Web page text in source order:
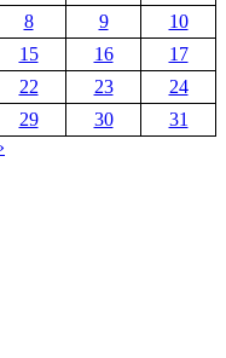
8 9
10
15 16
17
22 23
24
29 30
31